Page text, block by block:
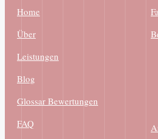
Home
Über
Leistungen
Blog
Glossar Bewertungen
FAQ